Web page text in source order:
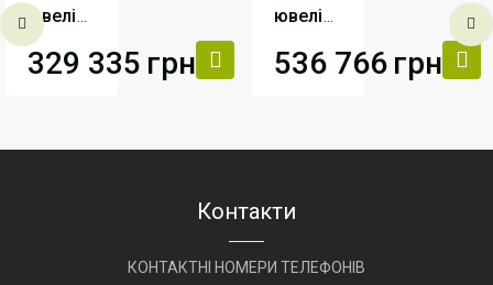
ювелірного
магазину
Бора
329 335 грн
салон,
АртМодуль
АртикулКомплект
ювелірного
Айва
536 766 грн
Виробник
Артикул
Контакти
КОНТАКТНІ НОМЕРИ ТЕЛЕФОНІВ